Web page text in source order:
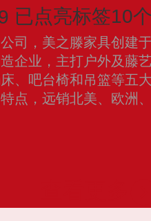
已点亮标签10
司，美之滕家具创建
企业，主打户外及藤
、吧台椅和吊篮等五
点，远销北美、欧洲